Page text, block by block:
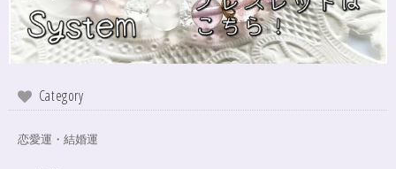
インスピレーションの湧泉✨アクアオーラブレスレット15.5cm
2024/10/22
この度は、ご縁に感謝致します。 やはり、この色のアクアオーラに出会え
も、ずっーと見ていられますね。 素敵なブレスレットを、有難うございま
した。
Category
恋愛運・結婚運